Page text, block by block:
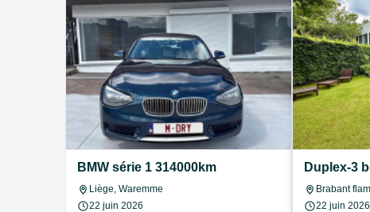
BMW série 1 314000km
Liège, Waremme
22 juin 2026
Duplex-3
Brabant
22 juin 2026